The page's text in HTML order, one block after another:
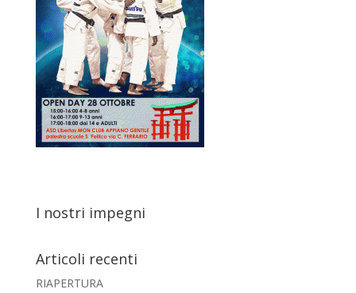
I nostri impegni
Articoli recenti
RIAPERTURA